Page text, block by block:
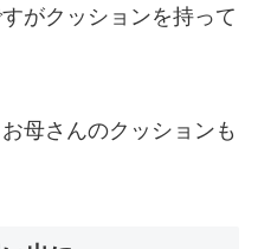
がクッションを持って
母さんのクッションも